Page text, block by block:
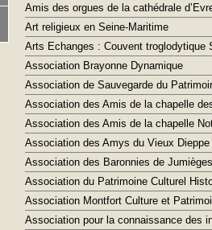
Amis des orgues de la cathédrale
Art religieux en Seine-Maritime
Arts Echanges : Couvent troglodytique
Association Brayonne Dynamique
Association de Sauvegarde du
Association des Amis de la chapelle
Association des Amis de la chapelle
Association des Amys du Vieux Dieppe
Association des Baronnies de
Association du Patrimoine Culturel
Association Montfort Culture et
Association pour la connaissance des